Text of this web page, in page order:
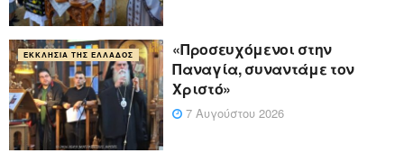
ΕΚΚΛΗΣΊΑ ΤΗΣ ΕΛΛΆΔΟΣ
«Προσευχόμενοι στην
Παναγία, συναντάμε τον
Χριστό»
7 Αυγούστου 2026